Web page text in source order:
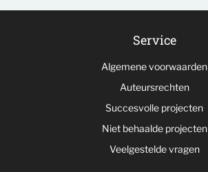
Service
Algemene voorwaarden
Auteursrechten
Succesvolle projecten
Niet behaalde projecten
Veelgestelde vragen